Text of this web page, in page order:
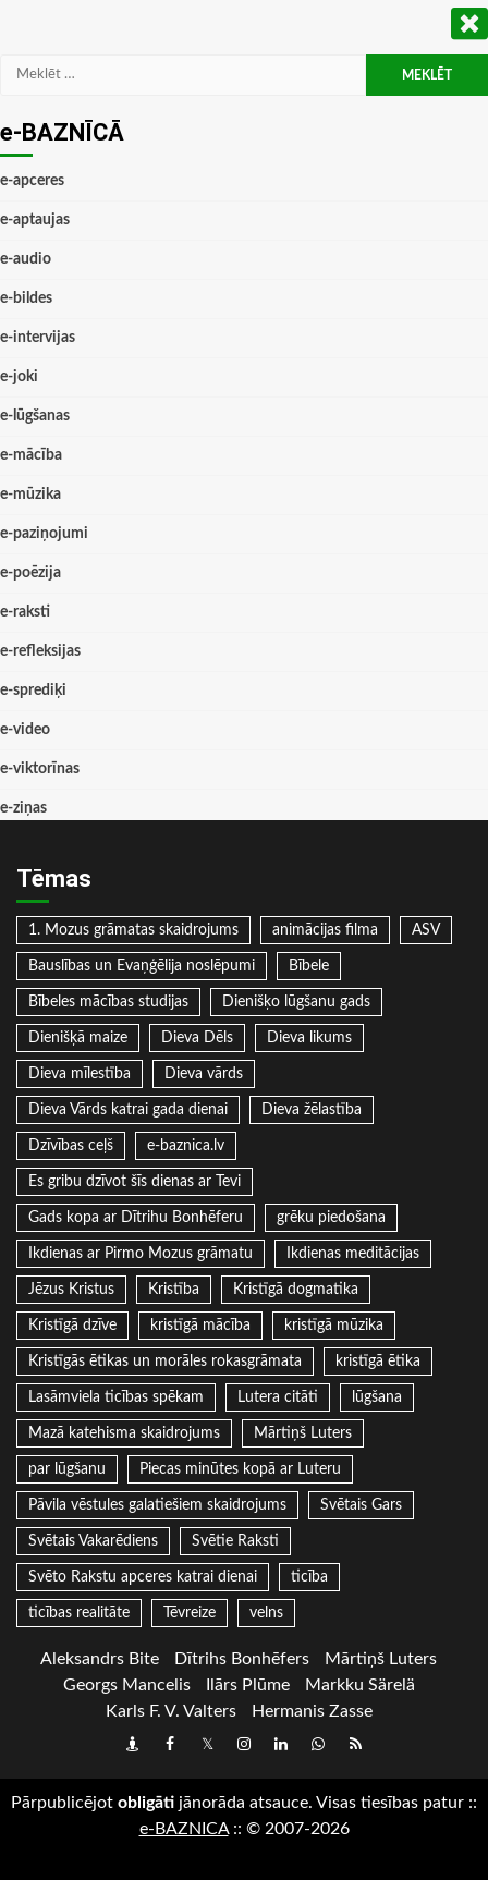
Meklēt:
e-BAZNĪCĀ
e-apceres
e-aptaujas
e-audio
e-bildes
e-intervijas
e-joki
e-lūgšanas
e-mācība
e-mūzika
e-paziņojumi
e-poēzija
e-raksti
e-refleksijas
e-sprediķi
e-video
e-viktorīnas
e-ziņas
Tēmas
1. Mozus grāmatas skaidrojums animācijas filma ASV
Bauslības un Evaņģēlija noslēpumi Bībele
Bībeles mācības studijas Dienišķo lūgšanu gads
Dienišķā maize Dieva Dēls Dieva likums
Dieva mīlestība Dieva vārds
Dieva Vārds katrai gada dienai Dieva žēlastība
Dzīvības ceļš e-baznica.lv
Es gribu dzīvot šīs dienas ar Tevi
Gads kopa ar Dītrihu Bonhēferu grēku piedošana
Ikdienas ar Pirmo Mozus grāmatu Ikdienas meditācijas
Jēzus Kristus Kristība Kristīgā dogmatika
Kristīgā dzīve kristīgā mācība kristīgā mūzika
Kristīgās ētikas un morāles rokasgrāmata kristīgā ētika
Lasāmviela ticības spēkam Lutera citāti lūgšana
Mazā katehisma skaidrojums Mārtiņš Luters
par lūgšanu Piecas minūtes kopā ar Luteru
Pāvila vēstules galatiešiem skaidrojums Svētais Gars
Svētais Vakarēdiens Svētie Raksti
Svēto Rakstu apceres katrai dienai ticība
ticības realitāte Tēvreize velns
Aleksandrs Bite Dītrihs Bonhēfers
Mārtiņš Luters
Georgs Mancelis
Ilārs Plūme
Markku Särelä
Karls F. V. Valters
Hermanis Zasse
DraugiemFacebook
TwitterInstagram
LinkedInwhatsapp
RSS
Pārpublicējot obligāti jānorāda atsauce. Visas tiesības patur ::
e-BAZNICA:: © 2007-2026